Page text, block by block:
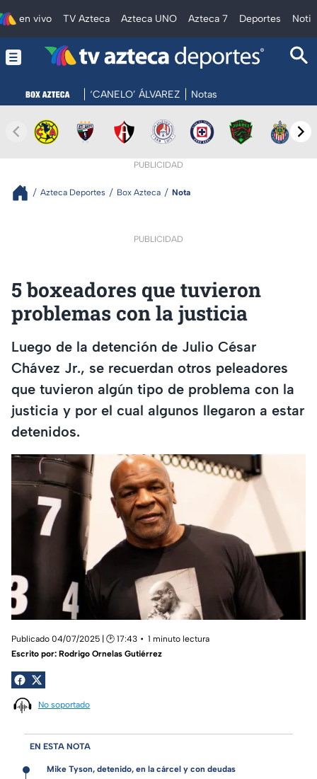
en vivo TV Azteca Azteca UNO Azteca 7 Deportes
‘CANELO’ ÁLVAREZ Notas
PUBLICIDAD
Azteca Deportes Box Azteca Nota
PUBLICIDAD
5 boxeadores que tuvieron
problemas con la justicia
Luego de la detención de Julio César
Chávez Jr., se recuerdan otros peleadores
que tuvieron algún tipo de problema con la
justicia y por el cual algunos llegaron a estar
detenidos.
Publicado 04/07/2025 | 🕑 17:43
1 minuto lectura
Escrito por: Rodrigo Ornelas Gutiérrez
No soportado
EN ESTA NOTA
Mike Tyson, detenido, en la cárcel y con deudas